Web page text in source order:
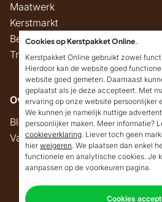
Maatwerk
Kerstmarkt
Belastingregels
Track & Trace
Overig
Blog
Vacatures
Copyright © 2026
Goedendag!
Mocht ik je
kunnen helpen,
verneem ik dat
Cookies op Kerstpakket Online.
Kerstpakket Online gebruikt zowel
Hierdoor kan de website goed
website goed gemeten. Daarnaast
geplaatst als je deze accepteert. Met
ervaring op onze website persoonlijker
We kunnen je namelijk nuttige
persoonlijker maken. Meer informatie?
cookieverklaring. Liever toch geen
hier weigeren. We plaatsen dan enkel
functionele en analytische cookies. Je
aanpassen op de voorkeuren pagina.
Cookies